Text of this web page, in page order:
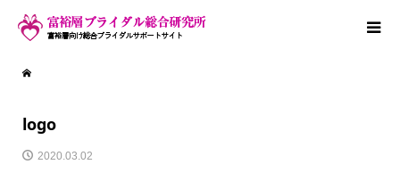
logo
2020.03.02